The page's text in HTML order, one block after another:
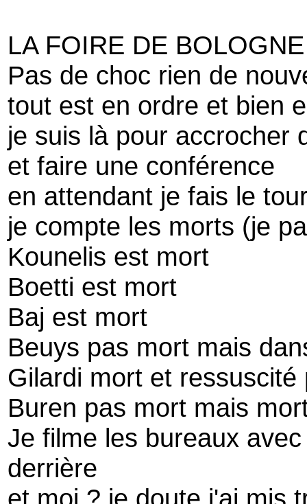
LA FOIRE DE BOLOGNE
Pas de choc rien de
tout est en ordre et bien
je suis là pour accrocher
et faire une conférence
en attendant je fais le
je compte les morts (je
Kounelis est mort
Boetti est mort
Baj est mort
Beuys pas mort mais
Gilardi mort et ressuscité
Buren pas mort mais
Je filme les bureaux
derrière
et moi ? je doute j'ai mis